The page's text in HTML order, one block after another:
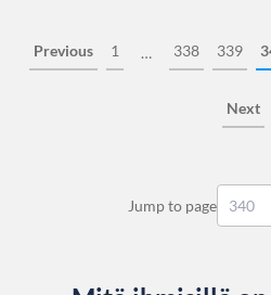
Previous 1 … 338 339
Next
Jump to page